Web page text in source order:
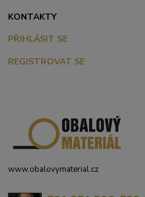
KONTAKTY
PŘIHLÁSIT SE
REGISTROVAT SE
www.obalovymaterial.cz